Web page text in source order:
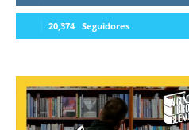
20,374 Seguidores